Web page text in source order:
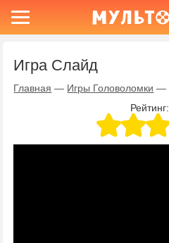
Игра Слайд
Главная — Игры Головоломки —
Рейтинг: